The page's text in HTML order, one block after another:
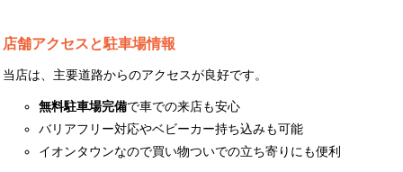
店舗アクセスと駐車場情報
当店は、主要道路からのアクセスが良好です。
無料駐車場完備で車での来店も安心
バリアフリー対応やベビーカー持ち込みも可能
イオンタウンなので買い物ついでの立ち寄りにも便利